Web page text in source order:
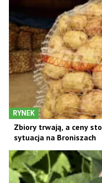
RYNEK
Zbiory trwają, a ceny
sytuacja na Broniszach